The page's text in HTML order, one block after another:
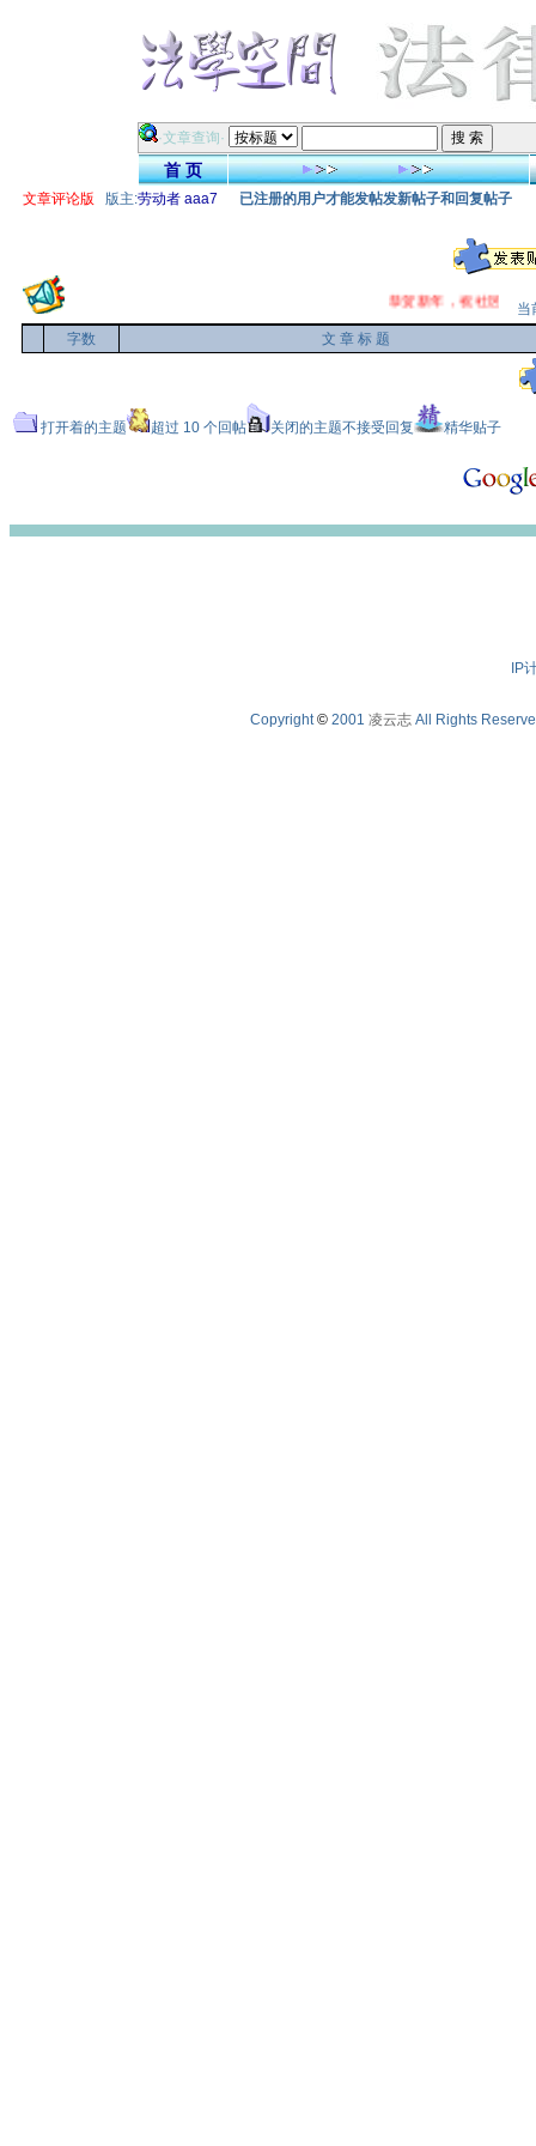
·文章查询·
首 页
文章评论版 版主:劳动者 aaa7 已注册的用户才能发帖发新帖子和回复帖子
恭贺新年，祝社区法
当
字数
文 章 标 题
打开着的主题 超过 10 个回帖 关闭的主题不接受回复 精华贴子
IP
Copyright© 2001 凌云志 All Rights